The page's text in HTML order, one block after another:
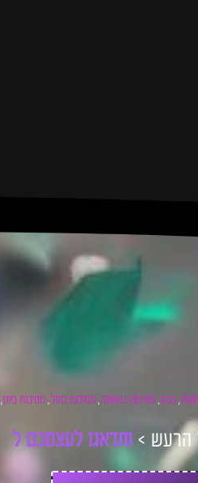
,טכנו,מסיבות באתונה,מסיבות בחול,מסיבות ביוון,
הרעש > ותדאגו לעצמכם לכ